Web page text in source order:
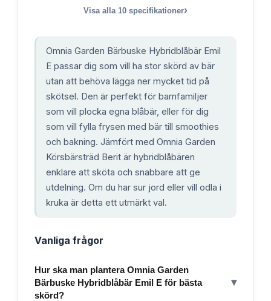
Visa alla 10 specifikationer›
Omnia Garden Bärbuske Hybridblåbär Emil
E passar dig som vill ha stor skörd av bär
utan att behöva lägga ner mycket tid på
skötsel. Den är perfekt för barnfamiljer
som vill plocka egna blåbär, eller för dig
som vill fylla frysen med bär till smoothies
och bakning. Jämfört med Omnia Garden
Körsbärsträd Berit är hybridblåbären
enklare att sköta och snabbare att ge
utdelning. Om du har sur jord eller vill odla i
kruka är detta ett utmärkt val.
Vanliga frågor
Hur ska man plantera Omnia Garden
Bärbuske Hybridblåbär Emil E för bästa
skörd?
▾